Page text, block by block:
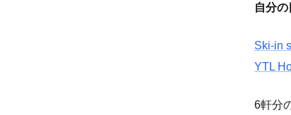
自分
Ski-in
YTL
6軒分